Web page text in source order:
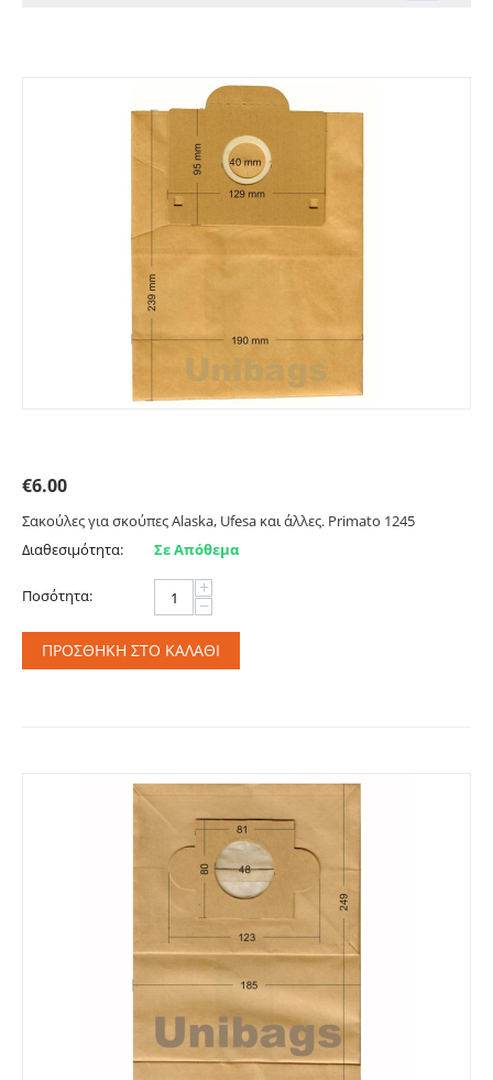
€6.00
Σακούλες για σκούπες Alaska, Ufesa και άλλες. Primato 1245
Διαθεσιμότητα:
Σε Απόθεμα
Ποσότητα: +
−
ΠΡΟΣΘΉΚΗ ΣΤΟ ΚΑΛΆΘΙ